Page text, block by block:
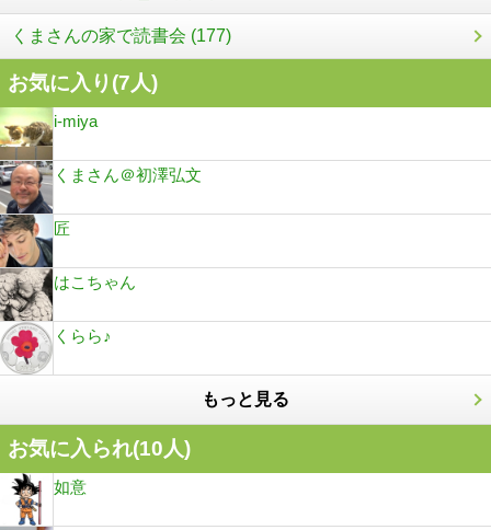
くまさんの家で読書会 (177)
お気に入り(7人)
i-miya
くまさん＠初澤弘文
匠
はこちゃん
くらら♪
もっと見る
お気に入られ(10人)
如意